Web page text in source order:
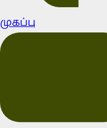
முகப்பு